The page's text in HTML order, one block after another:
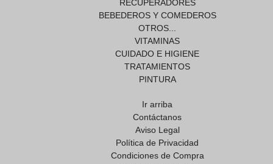
RECUPERADORES
BEBEDEROS Y COMEDEROS
OTROS...
VITAMINAS
CUIDADO E HIGIENE
TRATAMIENTOS
PINTURA
Ir arriba
Contáctanos
Aviso Legal
Política de Privacidad
Condiciones de Compra